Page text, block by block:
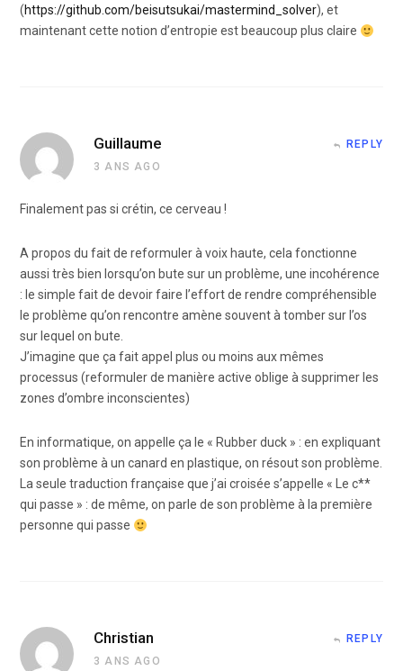
(https://github.com/beisutsukai/mastermind_solver), et
maintenant cette notion d’entropie est beaucoup plus claire
Guillaume
3 ANS AGO
REPLY
Finalement pas si crétin, ce cerveau !
A propos du fait de reformuler à voix haute, cela fonctionne
aussi très bien lorsqu’on bute sur un problème, une incohérence
: le simple fait de devoir faire l’effort de rendre compréhensible
le problème qu’on rencontre amène souvent à tomber sur l’os
sur lequel on bute.
J’imagine que ça fait appel plus ou moins aux mêmes
processus (reformuler de manière active oblige à supprimer les
zones d’ombre inconscientes)
En informatique, on appelle ça le « Rubber duck » : en expliquant
son problème à un canard en plastique, on résout son problème.
La seule traduction française que j’ai croisée s’appelle « Le c**
qui passe » : de même, on parle de son problème à la première
personne qui passe
Christian
3 ANS AGO
REPLY